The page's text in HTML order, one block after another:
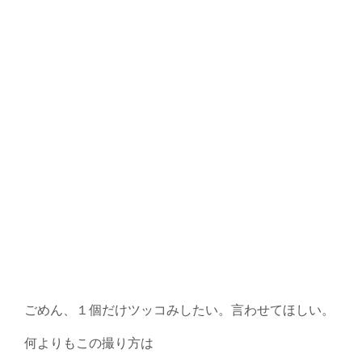
ごめん、１個だけツッコみしたい。言わせてほしい。
何よりもこの撮り方は